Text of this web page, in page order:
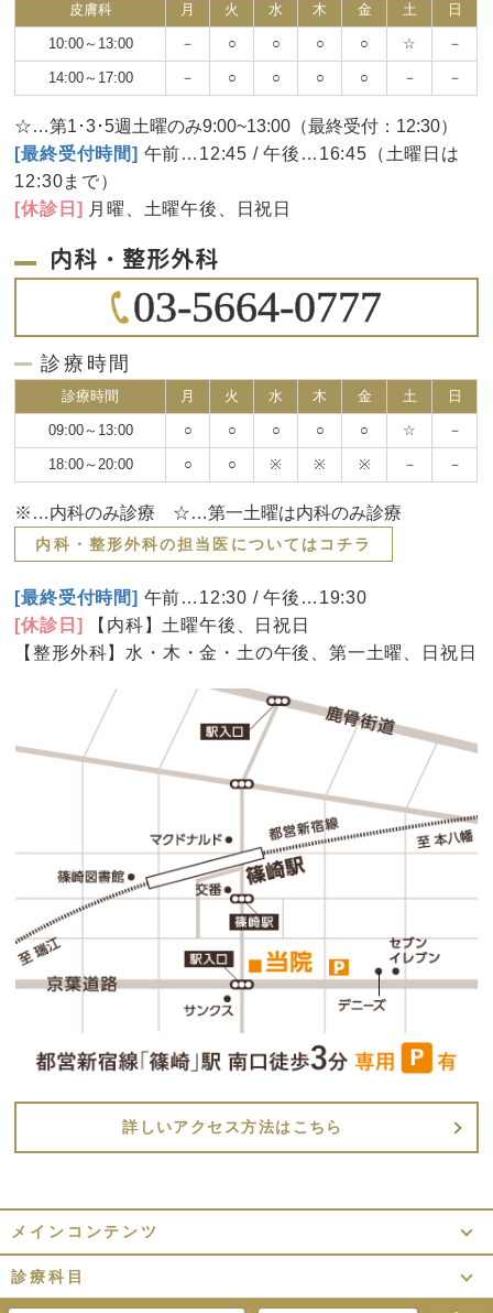
皮膚科 月 火 水 木 金 土 日
10:00～13:00 － ○ ○ ○ ○ ☆ －
14:00～17:00 － ○ ○ ○ ○ － －
☆…第1･3･5週土曜のみ9:00~13:00（最終受付：12:30）
[最終受付時間] 午前…12:45 / 午後…16:45（土曜日は
12:30まで）
[休診日] 月曜、土曜午後、日祝日
内科・整形外科
03-5664-0777
診療時間
診療時間 月 火 水 木 金 土 日
09:00～13:00 ○ ○ ○ ○ ○ ☆ －
18:00～20:00 ○ ○ ※ ※ ※ － －
※…内科のみ診療 ☆…第一土曜は内科のみ診療
内科・整形外科の担当医についてはコチラ
[最終受付時間] 午前…12:30 / 午後…19:30
[休診日]
【内科】土曜午後、日祝日
【整形外科】水・木・金・土の午後、第一土曜、日祝日
詳しいアクセス方法はこちら
メインコンテンツ
診療科目